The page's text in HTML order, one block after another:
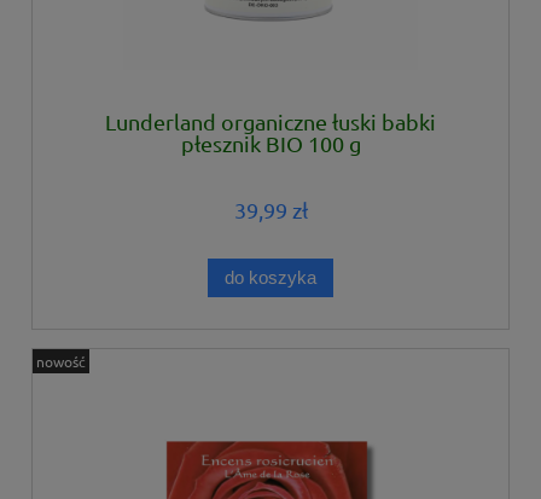
Lunderland organiczne łuski babki
płesznik BIO 100 g
39,99 zł
do koszyka
nowość